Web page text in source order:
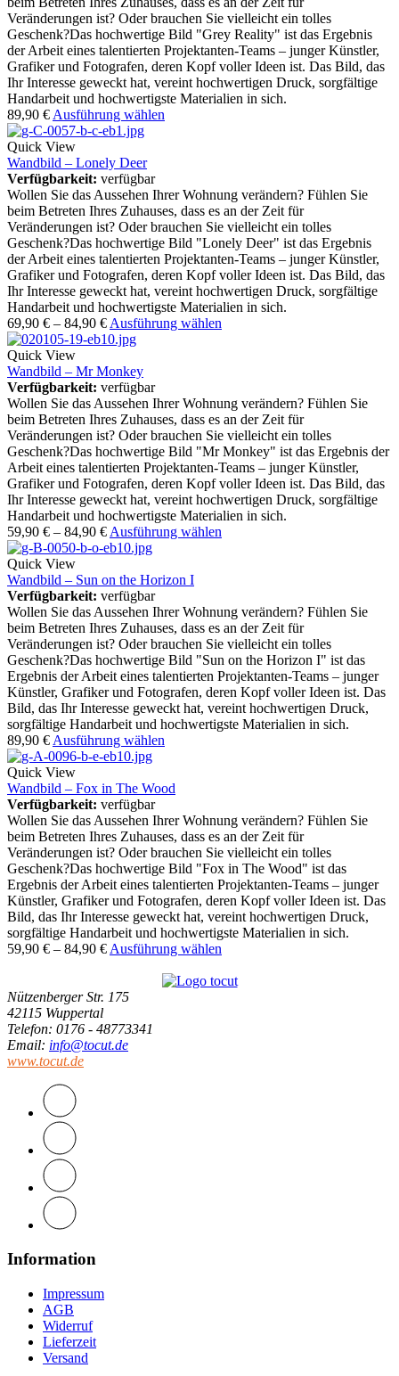
Veränderungen ist? Oder brauchen Sie vielleicht ein tolles
Geschenk?Das hochwertige Bild "Grey Reality" ist das Ergebnis
der Arbeit eines talentierten Projektanten-Teams – junger Künstler,
Grafiker und Fotografen, deren Kopf voller Ideen ist. Das Bild, das
Ihr Interesse geweckt hat, vereint hochwertigen Druck, sorgfältige
Handarbeit und hochwertigste Materialien in sich.
89,90 € Ausführung wählen
Quick View
Wandbild – Lonely Deer
Verfügbarkeit: verfügbar
Wollen Sie das Aussehen Ihrer Wohnung verändern? Fühlen Sie
beim Betreten Ihres Zuhauses, dass es an der Zeit für
Veränderungen ist? Oder brauchen Sie vielleicht ein tolles
Geschenk?Das hochwertige Bild "Lonely Deer" ist das Ergebnis
der Arbeit eines talentierten Projektanten-Teams – junger Künstler,
Grafiker und Fotografen, deren Kopf voller Ideen ist. Das Bild, das
Ihr Interesse geweckt hat, vereint hochwertigen Druck, sorgfältige
Handarbeit und hochwertigste Materialien in sich.
69,90 € – 84,90 € Ausführung wählen
Quick View
Wandbild – Mr Monkey
Verfügbarkeit: verfügbar
Wollen Sie das Aussehen Ihrer Wohnung verändern? Fühlen Sie
beim Betreten Ihres Zuhauses, dass es an der Zeit für
Veränderungen ist? Oder brauchen Sie vielleicht ein tolles
Geschenk?Das hochwertige Bild "Mr Monkey" ist das Ergebnis der
Arbeit eines talentierten Projektanten-Teams – junger Künstler,
Grafiker und Fotografen, deren Kopf voller Ideen ist. Das Bild, das
Ihr Interesse geweckt hat, vereint hochwertigen Druck, sorgfältige
Handarbeit und hochwertigste Materialien in sich.
59,90 € – 84,90 € Ausführung wählen
Quick View
Wandbild – Sun on the Horizon I
Verfügbarkeit: verfügbar
Wollen Sie das Aussehen Ihrer Wohnung verändern? Fühlen Sie
beim Betreten Ihres Zuhauses, dass es an der Zeit für
Veränderungen ist? Oder brauchen Sie vielleicht ein tolles
Geschenk?Das hochwertige Bild "Sun on the Horizon I" ist das
Ergebnis der Arbeit eines talentierten Projektanten-Teams – junger
Künstler, Grafiker und Fotografen, deren Kopf voller Ideen ist. Das
Bild, das Ihr Interesse geweckt hat, vereint hochwertigen Druck,
sorgfältige Handarbeit und hochwertigste Materialien in sich.
89,90 € Ausführung wählen
Quick View
Wandbild – Fox in The Wood
Verfügbarkeit: verfügbar
Wollen Sie das Aussehen Ihrer Wohnung verändern? Fühlen Sie
beim Betreten Ihres Zuhauses, dass es an der Zeit für
Veränderungen ist? Oder brauchen Sie vielleicht ein tolles
Geschenk?Das hochwertige Bild "Fox in The Wood" ist das
Ergebnis der Arbeit eines talentierten Projektanten-Teams – junger
Künstler, Grafiker und Fotografen, deren Kopf voller Ideen ist. Das
Bild, das Ihr Interesse geweckt hat, vereint hochwertigen Druck,
sorgfältige Handarbeit und hochwertigste Materialien in sich.
59,90 € – 84,90 € Ausführung wählen
Nützenberger Str. 175
42115 Wuppertal
Telefon: 0176 - 48773341
Email: info@tocut.de
www.tocut.de
Information
Impressum
AGB
Widerruf
Lieferzeit
Versand